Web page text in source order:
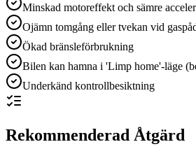
Minskad motoreffekt och sämre
Ojämn tomgång eller tvekan vid
Ökad bränsleförbrukning
Bilen kan hamna i 'Limp home'-läge
Underkänd kontrollbesiktning
Rekommenderad Åtgärd